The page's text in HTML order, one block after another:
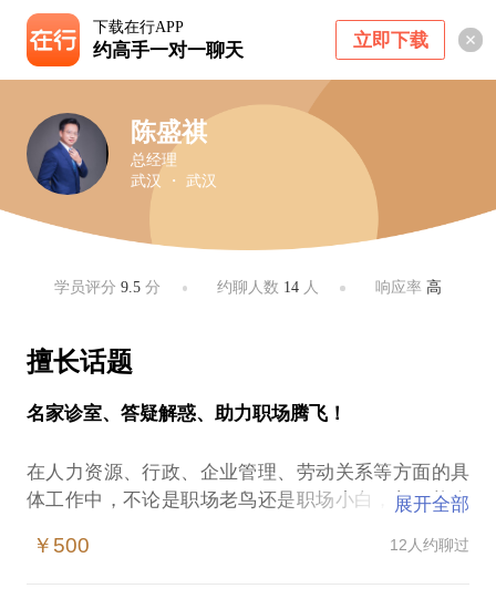
下载在行APP
约高手一对一聊天 立即下载
陈盛祺
总经理
武汉 ・ 武汉
学员评分9.5 分 约聊人数 14人 响应率 高
擅长话题
名家诊室、答疑解惑、助力职场腾飞！
在人力资源、行政、企业管理、劳动关系等方面的具
体工作中，不论是职场老鸟还是职场小白，都可能会
从下手，或者不知道如何做得更好。
展开全部
￥500 12人约聊过